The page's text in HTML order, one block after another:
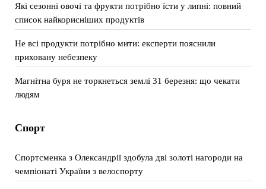
Які сезонні овочі та фрукти потрібно їсти у липні: повний
список найкорисніших продуктів
Не всі продукти потрібно мити: експерти пояснили
приховану небезпеку
Магнітна буря не торкнеться землі 31 березня: що чекати
людям
Спорт
Спортсменка з Олександрії здобула дві золоті нагороди на
чемпіонаті України з велоспорту